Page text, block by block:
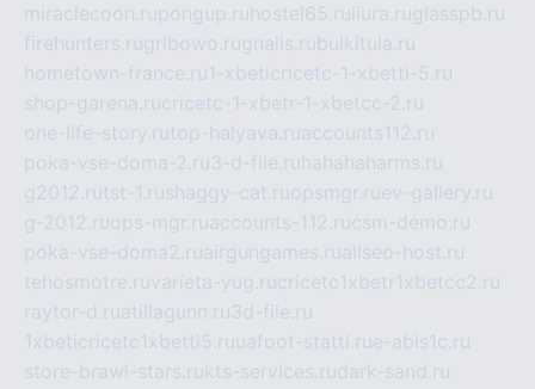
miraclecoon.rupongup.ru hostel65.ru liura.ruglasspb.ru
firehunters.rugribowo.rugnalis.rubulkitula.ru
hometown-france.ru1-xbeticricetc-1-xbetti-5.ru
shop-garena.rucricetc-1-xbetr-1-xbetcc-2.ru
one-life-story.rutop-halyava.ruaccounts112.ru
poka-vse-doma-2.ru3-d-file.ru hahahaharms.ru
g2012.rutst-1.rushaggy-cat.ruopsmgr.ruev-gallery.ru
g-2012.ruops-mgr.ruaccounts-112.rucsm-demo.ru
poka-vse-doma2.ruairgungames.ruallseo-host.ru
tehosmotre.ruvarieta-yug.rucricetc1xbetr1xbetcc2.ru
raytor-d.ruatillagunn.ru3d-file.ru
1xbeticricetc1xbetti5.ruuafoot-statti.rue-abis1c.ru
store-brawl-stars.rukts-services.rudark-sand.ru